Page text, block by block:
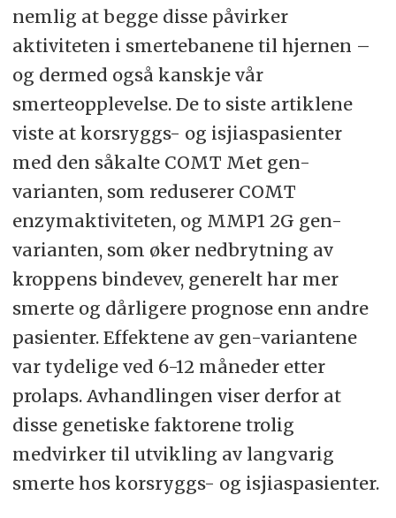
nemlig at begge disse påvirker
aktiviteten i smertebanene til hjernen –
og dermed også kanskje vår
smerteopplevelse. De to siste artiklene
viste at korsryggs- og isjiaspasienter
med den såkalte COMT Met gen-
varianten, som reduserer COMT
enzymaktiviteten, og MMP1 2G gen-
varianten, som øker nedbrytning av
kroppens bindevev, generelt har mer
smerte og dårligere prognose enn andre
pasienter. Effektene av gen-variantene
var tydelige ved 6-12 måneder etter
prolaps. Avhandlingen viser derfor at
disse genetiske faktorene trolig
medvirker til utvikling av langvarig
smerte hos korsryggs- og isjiaspasienter.